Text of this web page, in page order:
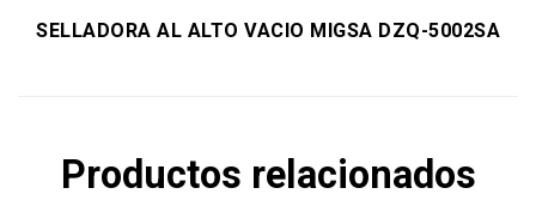
SELLADORA AL ALTO VACIO MIGSA DZQ-5002SA
Productos relacionados